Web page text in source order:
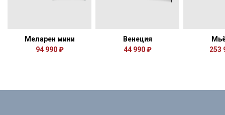
Меларен мини
94 990 ₽
Венеция
44 990 ₽
253